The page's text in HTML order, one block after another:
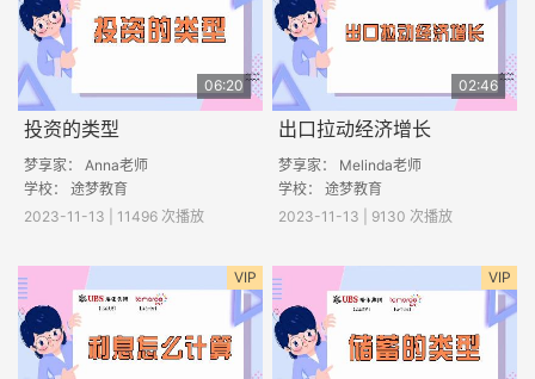
06:20
投资的类型
梦享家： Anna老师
学校： 途梦教育
2023-11-13 | 11496 次播放
02:46
出口拉动经济增长
梦享家： Melinda老师
学校： 途梦教育
2023-11-13 | 9130 次播放
VIP VIP